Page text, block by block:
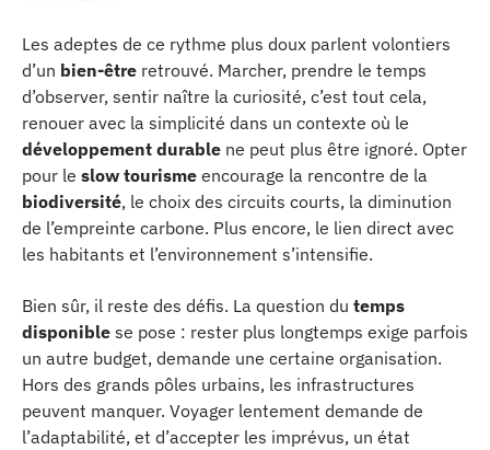
Les adeptes de ce rythme plus doux parlent volontiers
d’un bien-être retrouvé. Marcher, prendre le temps
d’observer, sentir naître la curiosité, c’est tout cela,
renouer avec la simplicité dans un contexte où le
développement durable ne peut plus être ignoré. Opter
pour le slow tourisme encourage la rencontre de la
biodiversité, le choix des circuits courts, la diminution
de l’empreinte carbone. Plus encore, le lien direct avec
les habitants et l’environnement s’intensifie.
Bien sûr, il reste des défis. La question du temps
disponible se pose : rester plus longtemps exige parfois
un autre budget, demande une certaine organisation.
Hors des grands pôles urbains, les infrastructures
peuvent manquer. Voyager lentement demande de
l’adaptabilité, et d’accepter les imprévus, un état